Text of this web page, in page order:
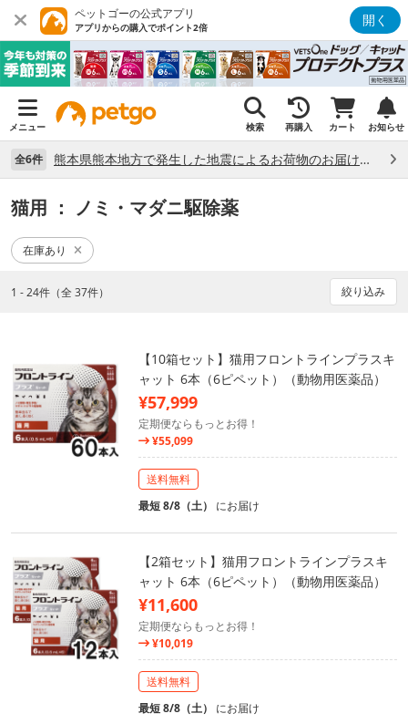
ペットゴーの公式アプリ
アプリからの購入でポイント2倍 開く
メニュー 検索 再購入 カート お知らせ
全6件 熊本県熊本地方で発生した地震によるお荷物のお届け状況について （7/28）
猫用 ： ノミ・マダニ駆除薬
在庫あり
1 - 24件（全 37件） 絞り込み
【10箱セット】猫用フロントラインプラスキ
ャット 6本（6ピペット）（動物用医薬品）
¥57,999
定期便ならもっとお得！
¥55,099
送料無料
最短 8/8（土） にお届け
【2箱セット】猫用フロントラインプラスキ
ャット 6本（6ピペット）（動物用医薬品）
¥11,600
定期便ならもっとお得！
¥10,019
送料無料
最短 8/8（土） にお届け